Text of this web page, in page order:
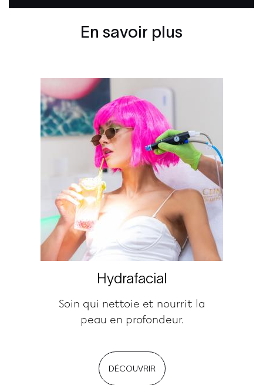
En savoir plus
Hydrafacial
Soin qui nettoie et nourrit la
peau en profondeur.
DÉCOUVRIR